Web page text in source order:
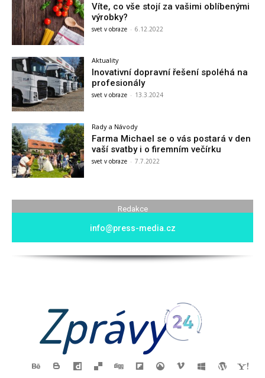
Víte, co vše stojí za vašimi oblíbenými
výrobky?
svet v obraze - 6.12.2022
Aktuality
Inovativní dopravní řešení spoléhá na
profesionály
svet v obraze - 13.3.2024
Rady a Návody
Farma Michael se o vás postará v den
vaší svatby i o firemním večírku
svet v obraze - 7.7.2022
Redakce
info@press-media.cz
Zprávy